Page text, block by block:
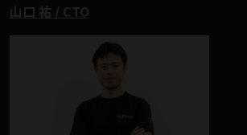
山口 祐 / CTO